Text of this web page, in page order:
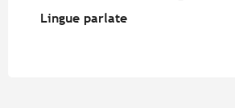
Lingue parlate
Lingue parlate